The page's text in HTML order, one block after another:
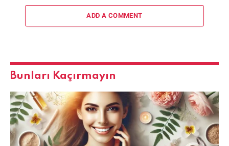
ADD A COMMENT
Bunları Kaçırmayın